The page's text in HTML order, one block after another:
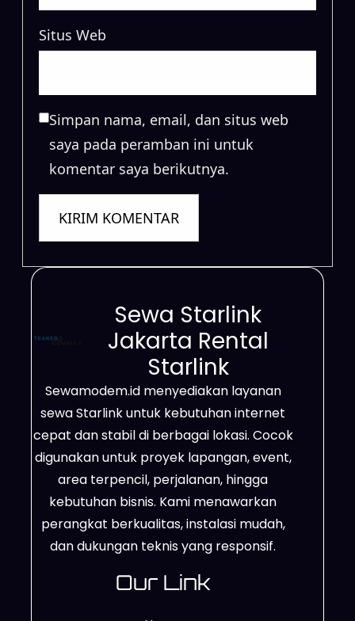
Situs Web
Simpan nama, email, dan situs web
saya pada peramban ini untuk
komentar saya berikutnya.
Sewa Starlink
Jakarta Rental
Starlink
Sewamodem.id menyediakan layanan
sewa Starlink untuk kebutuhan internet
cepat dan stabil di berbagai lokasi. Cocok
digunakan untuk proyek lapangan, event,
area terpencil, perjalanan, hingga
kebutuhan bisnis. Kami menawarkan
perangkat berkualitas, instalasi mudah,
dan dukungan teknis yang responsif.
Our Link